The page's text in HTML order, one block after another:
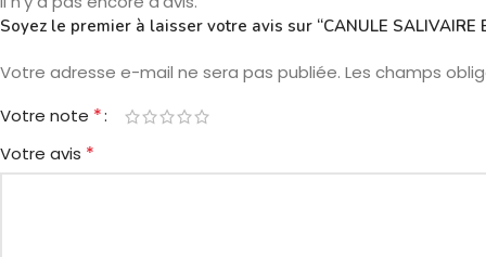
Soyez le premier à laisser votre avis sur “CANULE SALIVAIRE
Votre adresse e-mail ne sera pas publiée. Les champs
Votre note *
Votre avis *